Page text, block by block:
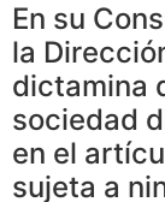
En su
la
dictamina
sociedad
en el
sujeta a